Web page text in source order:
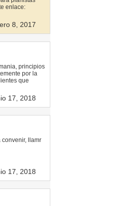
enlace:
8, 2017
principios
por la
que
17, 2018
llamr
17, 2018